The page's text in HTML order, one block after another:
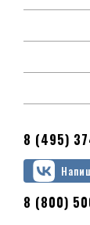
8 (495)
8 (800)